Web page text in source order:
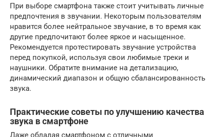
При выборе смартфона также стоит учитывать личные
предпочтения в звучании. Некоторым пользователям
нравится более нейтральное звучание, в то время как
другие предпочитают более яркое и насыщенное.
Рекомендуется протестировать звучание устройства
перед покупкой, используя свои любимые треки и
наушники. Обратите внимание на детализацию,
динамический диапазон и общую сбалансированность
звука.
Практические советы по улучшению качества
звука в смартфоне
Даже обладая смартфоном с отличными